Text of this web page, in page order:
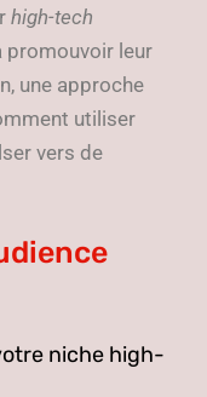
high-tech
promouvoir leur
une approche
utiliser
vers de
niche high-